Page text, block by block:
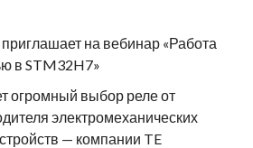
на вебинар «Работа
в STM32H7»
огромный выбор реле от
электромеханических
— компании TE